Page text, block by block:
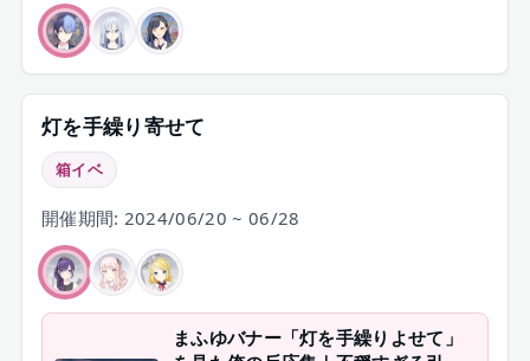
灯を手繰り寄せて
箱イベ
開催期間: 2024/06/20 ~ 06/28
まふゆバナー「灯を手繰りよせて」